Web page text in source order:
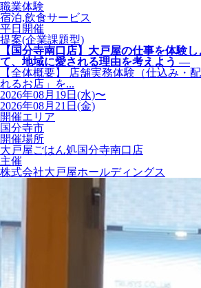
職業体験
宿泊,飲食サービス
平日開催
提案(企業課題型)
【国分寺南口店】大戸屋の仕事を体験
て、地域に愛される理由を考えよう ―
【全体概要】 店舗実務体験（仕込み・
れるお店」を...
2026年08月19日(水)〜
2026年08月21日(金)
開催エリア
国分寺市
開催場所
大戸屋ごはん処国分寺南口店
主催
株式会社大戸屋ホールディングス